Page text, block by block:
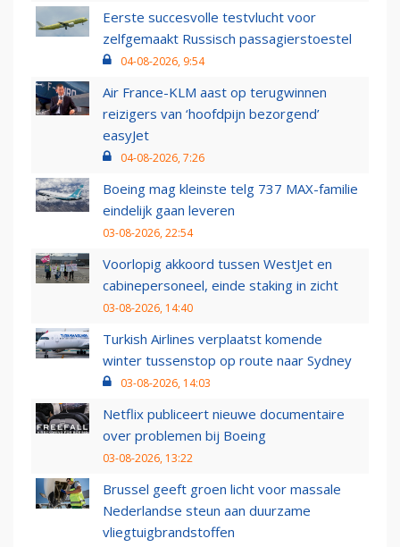
Eerste succesvolle testvlucht voor
zelfgemaakt Russisch passagierstoestel
04-08-2026, 9:54
Air France-KLM aast op terugwinnen
reizigers van ‘hoofdpijn bezorgend’
easyJet
04-08-2026, 7:26
Boeing mag kleinste telg 737 MAX-familie
eindelijk gaan leveren
03-08-2026, 22:54
Voorlopig akkoord tussen WestJet en
cabinepersoneel, einde staking in zicht
03-08-2026, 14:40
Turkish Airlines verplaatst komende
winter tussenstop op route naar Sydney
03-08-2026, 14:03
Netflix publiceert nieuwe documentaire
over problemen bij Boeing
03-08-2026, 13:22
Brussel geeft groen licht voor massale
Nederlandse steun aan duurzame
vliegtuigbrandstoffen